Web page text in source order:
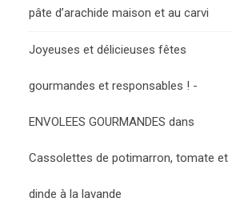
pâte d’arachide maison et au carvi
Joyeuses et délicieuses fêtes
gourmandes et responsables ! -
ENVOLEES GOURMANDES dans
Cassolettes de potimarron, tomate et
dinde à la lavande